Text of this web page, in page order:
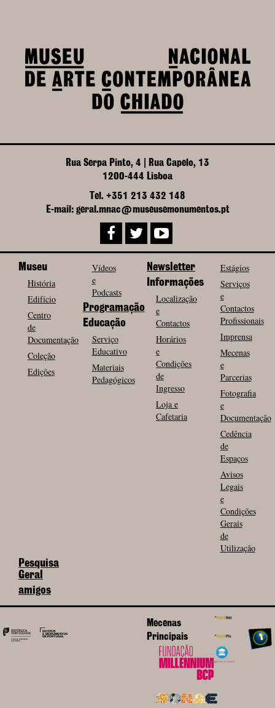
Rua Serpa Pinto, 4 | Rua Capelo, 13
1200-444 Lisboa
Tel. +351 213 432 148
E-mail: geral.mnac@museusemonumentos.pt
Museu
História
Edifício
Centro
de
Documentação
Coleção
Edições
Vídeos
e
Podcasts
Programação
Educação
Serviço
Educativo
Materiais
Pedagógicos
Newsletter
Informações
Localização
e
Contactos
Horários
e
Condições
de
Ingresso
Loja e
Cafetaria
Estágios
Serviços
e
Contactos
Profissionais
Imprensa
Mecenas
e
Parcerias
Fotografia
e
Documentação
Cedência
de
Espaços
Avisos
Legais
e
Condições
Gerais
de
Utilização
Pesquisa
Geral
amigos
Mecenas
Principais